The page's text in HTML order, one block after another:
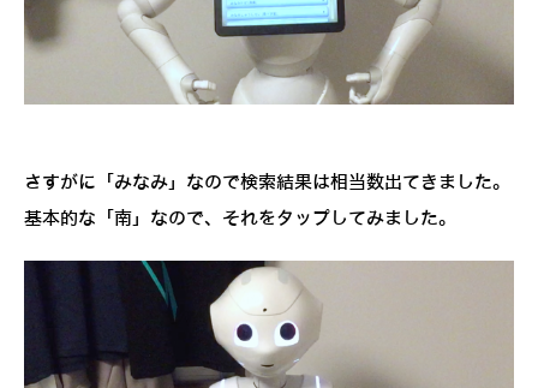
さすがに「みなみ」なので検索結果は相当数出てきました。
基本的な「南」なので、それをタップしてみました。